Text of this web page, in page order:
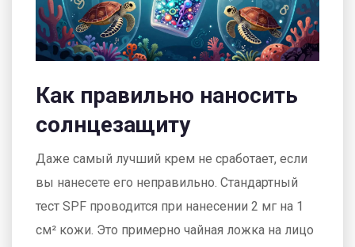
Как правильно наносить
солнцезащиту
Даже самый лучший крем не сработает, если
вы нанесете его неправильно. Стандартный
тест SPF проводится при нанесении 2 мг на 1
см² кожи. Это примерно чайная ложка на лицо